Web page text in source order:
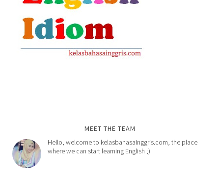
MEET THE TEAM
Hello, welcome to kelasbahasainggris.com, the place
where we can start learning English ;)